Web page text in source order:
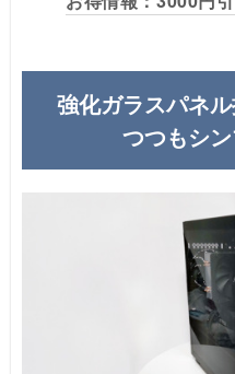
強化ガラスパネ
つつもシ